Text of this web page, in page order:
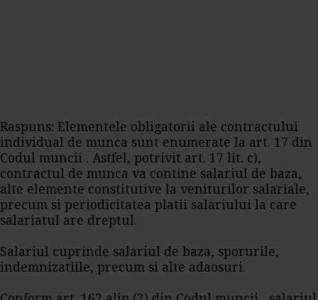
Raspuns: Elementele obligatorii ale contractului
individual de munca sunt enumerate la art. 17 din
Codul muncii . Astfel, potrivit art. 17 lit. c),
contractul de munca va contine salariul de baza,
alte elemente constitutive la veniturilor salariale,
precum si periodicitatea platii salariului la care
salariatul are dreptul.
Salariul cuprinde salariul de baza, sporurile,
indemnizatiile, precum si alte adaosuri.